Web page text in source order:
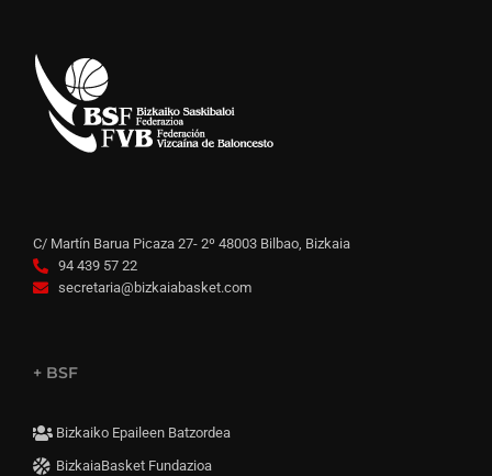
C/ Martín Barua Picaza 27- 2º 48003 Bilbao, Bizkaia
94 439 57 22
secretaria@bizkaiabasket.com
+ BSF
Bizkaiko Epaileen Batzordea
BizkaiaBasket Fundazioa